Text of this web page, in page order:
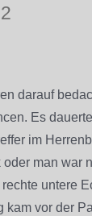
darauf
Es
im
man
vor der